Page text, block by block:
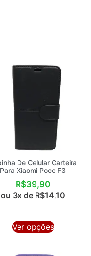
De Celular Carteira
Para Xiaomi Poco F3
R$39,90
ou 3x de R$14,10
Ver opções